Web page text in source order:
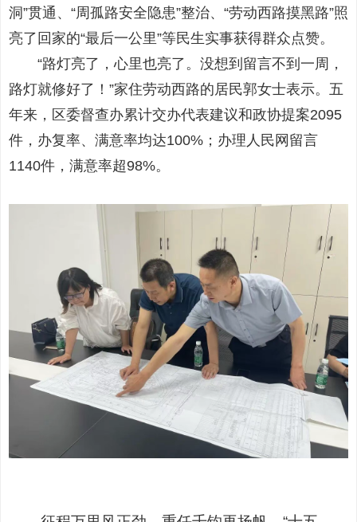
洞”贯通、“周孤路安全隐患”整治、“劳动西路摸黑路”照
亮了回家的“最后一公里”等民生实事获得群众点赞。
“路灯亮了，心里也亮了。没想到留言不到一周，
路灯就修好了！”家住劳动西路的居民郭女士表示。五
年来，区委督查办累计交办代表建议和政协提案2095
件，办复率、满意率均达100%；办理人民网留言
1140件，满意率超98%。